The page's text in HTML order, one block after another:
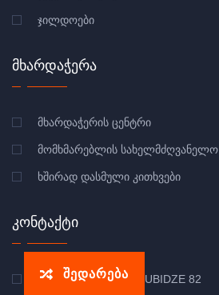
ᲯᲘᲚᲓᲝᲔᲑᲘ
ᲛᲮᲐᲠᲓᲐᲭᲔᲠᲐ
ᲛᲮᲐᲠᲓᲐᲭᲔᲠᲘᲡ ᲪᲔᲜᲢᲠᲘ
ᲛᲝᲛᲮᲛᲐᲠᲔᲑᲚᲘᲡ ᲡᲐᲮᲔᲚᲛᲫᲦᲕᲐᲜᲔᲚᲝ
ᲮᲨᲘᲠᲐᲓ ᲓᲐᲡᲛᲣᲚᲘ ᲙᲘᲗᲮᲕᲔᲑᲘ
ᲙᲝᲜᲢᲐᲥᲢᲘ
ᲜᲣᲪᲣᲑᲘᲫᲘᲡ 82 | NUTSUBIDZE 82
შედარება